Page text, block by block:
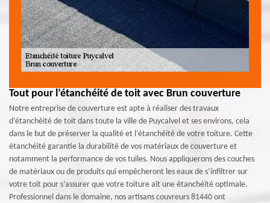
Tout pour l’étanchéité de toit avec Brun couverture
Notre entreprise de couverture est apte à réaliser des travaux
d’étanchéité de toit dans toute la ville de Puycalvel et ses environs, cela
dans le but de préserver la qualité et l’étanchéité de votre toiture. Cette
étanchéité garantie la durabilité de vos matériaux de couverture et
notamment la performance de vos tuiles. Nous appliquerons des couches
de matériaux ou de produits qui empêcheront les eaux de s’infiltrer sur
votre toit pour s’assurer que votre toiture ait une étanchéité optimale.
Professionnel dans le domaine, nos artisans couvreurs 81440 ont